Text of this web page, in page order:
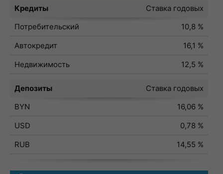
Кредиты
Ставка годовых
Потребительский
10,8 %
Автокредит
16,1 %
Недвижимость
12,5 %
Депозиты
Ставка годовых
BYN
16,06 %
USD
0,78 %
RUB
14,55 %